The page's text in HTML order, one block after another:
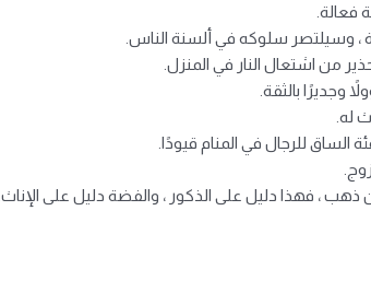
فعالة.
، وسيلتصر سلوكه في ألسنة الناس.
من اشتعال النار في المنزل.
بالثقة.
له.
للرجال في المنام قيودًا.
ذهب ، فهذا دليل على الذكور ، والفضة دليل على الإناث.